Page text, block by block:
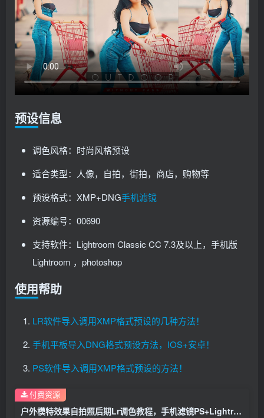
预设信息
调色风格：时尚风格预设
适合类型：人像，自拍，街拍，商店，购物等
预设格式：XMP+DNG手机滤镜
资源编号：00690
支持软件：Lightroom Classic CC 7.3及以上，手机版
Lightroom ，photoshop
使用帮助
LR软件导入调用XMP格式预设的几种方法！
手机平板导入DNG格式预设方法，IOS+安卓！
PS软件导入调用XMP格式预设的方法！
户外模特效果自拍照后期Lr调色教程，手机滤镜PS+Lightroom预设下载！
付费资源